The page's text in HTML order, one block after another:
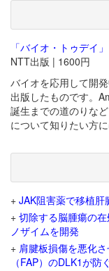
「バイオ・トゥデイ」
NTT出版 | 1600円
バイオを応用して開
出版したものです。
誕生までの道のりな
について知りたい方
+ JAK阻害薬で移植肝
+ 切除する脳腫瘍の
ノザイムを開発
+ 肩腱板損傷を悪化
（FAP）のDLK1が防